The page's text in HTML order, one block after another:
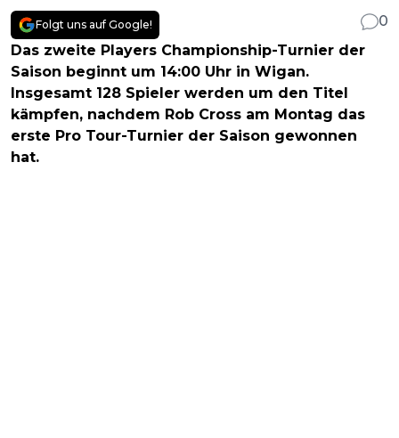
Folgt uns auf Google!
0
Das zweite Players Championship-Turnier der
Saison beginnt um 14:00 Uhr in Wigan.
Insgesamt 128 Spieler werden um den Titel
kämpfen, nachdem Rob Cross am Montag das
erste Pro Tour-Turnier der Saison gewonnen
hat.